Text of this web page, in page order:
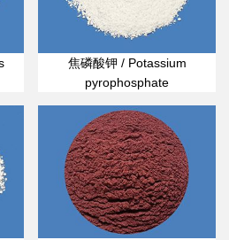
焦磷酸钾 / Potassium
pyrophosphate